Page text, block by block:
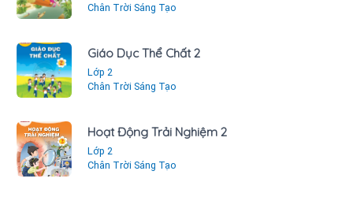
Chân Trời Sáng Tạo
Giáo Dục Thể Chất 2
Lớp 2
Chân Trời Sáng Tạo
Hoạt Động Trải Nghiệm 2
Lớp 2
Chân Trời Sáng Tạo